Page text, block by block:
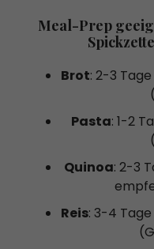
Meal-Prep
Brot: 2-3
Pasta: 1-2
Quinoa: 2-3
Reis: 3-4